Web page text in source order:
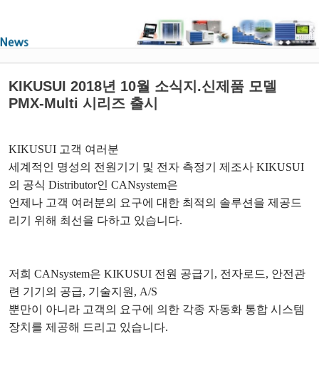
KIKUSUI 2018년 10월 소식지.신제품 모델
PMX-Multi 시리즈 출시
KIKUSUI 고객 여러분
세계적인 명성의 전원기기 및 전자 측정기 제조사 KIKUSUI
의 공식 Distributor인 CANsystem은
언제나 고객 여러분의 요구에 대한 최적의 솔루션을 제공드
리기 위해 최선을 다하고 있습니다.
저희 CANsystem은 KIKUSUI 전원 공급기 , 전자로드, 안전관
련 기기의 공급, 기술지원 , A/S
뿐만이 아니라 고객의 요구에 의한 각종 자동화 통합 시스템
장치를 제공해 드리고 있습니다.